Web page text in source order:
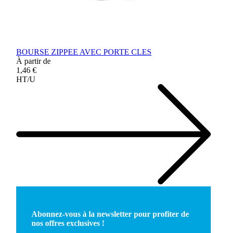
BOURSE ZIPPEE AVEC PORTE CLES
À partir de
1,46 €
HT/U
Abonnez-vous à la newsletter pour profiter de
nos offres exclusives !